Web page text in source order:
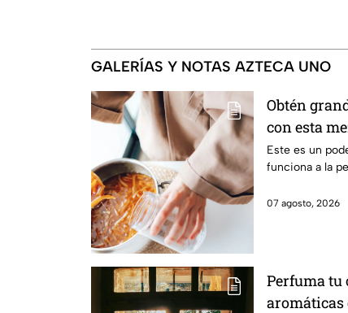
GALERÍAS Y NOTAS AZTECA UNO
Obtén
con esta
ramas de
Este es un
funciona a la
07 agosto, 2026
Perfuma tu
aromáticas